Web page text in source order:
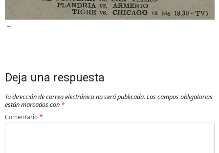
–
Deja una respuesta
Tu dirección de correo electrónico no será publicada. Los campos obligatorios
están marcados con *
Comentario *